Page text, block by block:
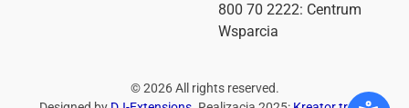
800 70 2222: Centrum
Wsparcia
©2026All rights reserved.